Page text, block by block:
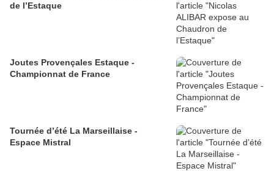
de l’Estaque
Joutes Provençales Estaque -
Championnat de France
Tournée d’été La Marseillaise -
Espace Mistral